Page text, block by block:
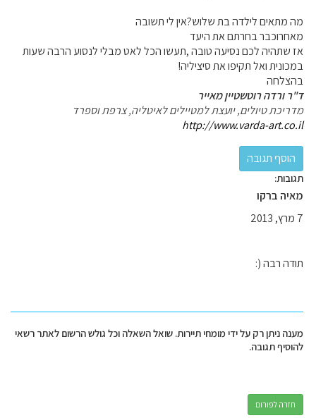
מה מתאים לילדה בת שלוש?אין לי תשובה
מאחרוכבר בחרתם את היעד
אז שתהיה לכם נסיעה טובה ,תעשו הכל לאט מבלי לנסוע הרבה שעות
במכונית ואל תקיפו את סיציליה!
בהצלחה
ד"ר ורדה רוטשטיין מאייר
מדריכת טיולים, יועצת למטיילים לאיטליה, צרפת וספרד
http://www.varda-art.co.il
תגובות:
מאיה ברקו
7 מרץ, 2013
תודה רבה (:
מענה ניתן רק על ידי מומחי תיירות. שואל השאלה וכל גולש הרשום לאתר רשאי
להוסיף תגובה.
חזרה לפורום